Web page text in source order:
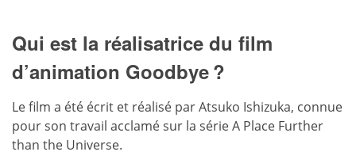
Qui est la réalisatrice du film
d’animation Goodbye ?
Le film a été écrit et réalisé par Atsuko Ishizuka, connue
pour son travail acclamé sur la série A Place Further
than the Universe.